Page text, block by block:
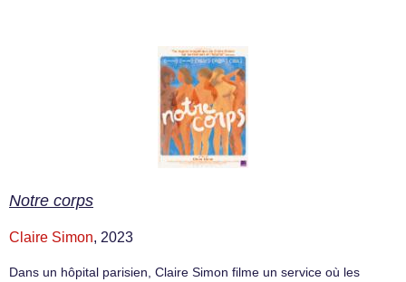
Notre corps
Claire Simon, 2023
Dans un hôpital parisien, Claire Simon filme un service où les